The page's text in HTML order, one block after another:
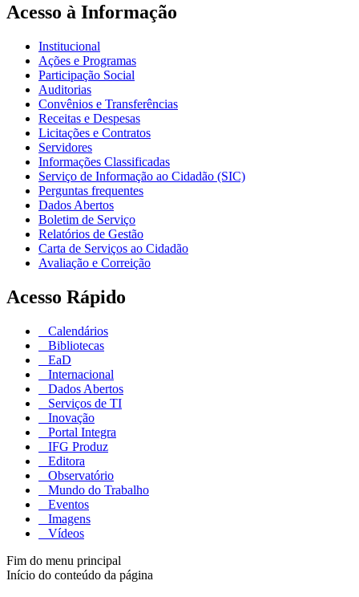
Acesso à Informação
Institucional
Ações e Programas
Participação Social
Auditorias
Convênios e Transferências
Receitas e Despesas
Licitações e Contratos
Servidores
Informações Classificadas
Serviço de Informação ao Cidadão (SIC)
Perguntas frequentes
Dados Abertos
Boletim de Serviço
Relatórios de Gestão
Carta de Serviços ao Cidadão
Avaliação e Correição
Acesso Rápido
Calendários
Bibliotecas
EaD
Internacional
Dados Abertos
Serviços de TI
Inovação
Portal Integra
IFG Produz
Editora
Observatório
Mundo do Trabalho
Eventos
Imagens
Vídeos
Fim do menu principal
Início do conteúdo da página